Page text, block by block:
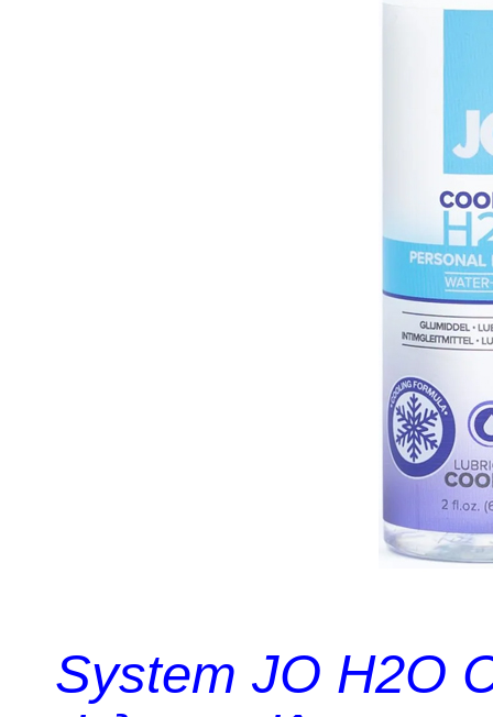
System JO H2O